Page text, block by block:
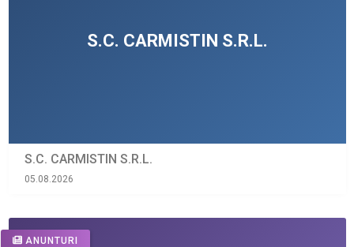
S.C. CARMISTIN S.R.L.
05.08.2026
ANUNTURI